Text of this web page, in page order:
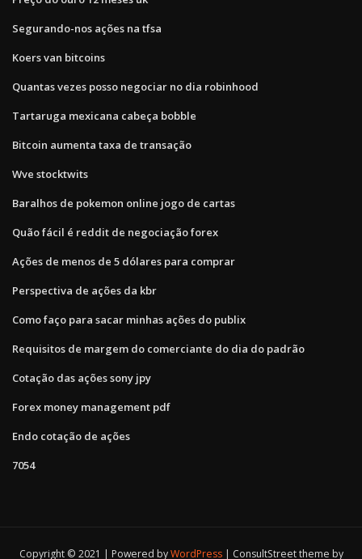
Segurando-nos ações na tfsa
Koers van bitcoins
Quantas vezes posso negociar no dia robinhood
Tartaruga mexicana cabeça bobble
Bitcoin aumenta taxa de transação
Wve stocktwits
Baralhos de pokemon online jogo de cartas
Quão fácil é reddit de negociação forex
Ações de menos de 5 dólares para comprar
Perspectiva de ações da kbr
Como faço para sacar minhas ações do publix
Requisitos de margem do comerciante do dia do padrão
Cotação das ações sony jpy
Forex money management pdf
Endo cotação de ações
7054
Copyright © 2021 | Powered byWordPress ConsultStreet theme by